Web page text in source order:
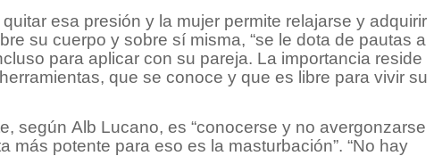
esa presión y la mujer permite relajarse y adquirir
su cuerpo y sobre sí misma, “se le dota de pautas a
para aplicar con su pareja. La importancia reside
que se conoce y que es libre para vivir su
según Alb Lucano, es “conocerse y no avergonzarse
más potente para eso es la masturbación”. “No hay